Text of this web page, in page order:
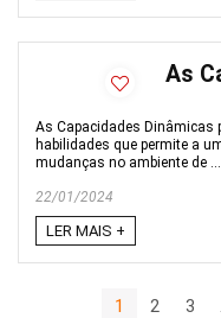
As
As Capacidades Dinâmicas
habilidades que permite a
mudanças no ambiente de ...
22/01/2024
LER MAIS +
1 2 3